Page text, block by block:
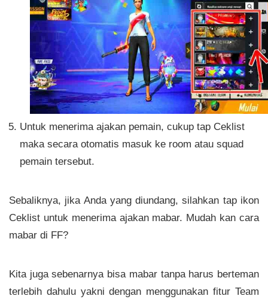
Untuk menerima ajakan pemain, cukup tap Ceklist
maka secara otomatis masuk ke room atau squad
pemain tersebut.
Sebaliknya, jika Anda yang diundang, silahkan tap ikon
Ceklist untuk menerima ajakan mabar. Mudah kan cara
mabar di FF?
Kita juga sebenarnya bisa mabar tanpa harus berteman
terlebih dahulu yakni dengan menggunakan fitur Team